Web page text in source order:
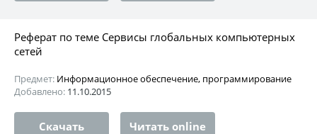
Реферат по теме Сервисы глобальных компьютерных
сетей
Предмет: Информационное обеспечение, программирование
Добавлено: 11.10.2015
Скачать Читать online